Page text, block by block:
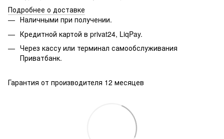
Подробнее о доставке
Наличными при получении.
Кредитной картой в privat24, LiqPay.
Через кассу или терминал самообслуживания
Приватбанк.
Гарантия от производителя 12 месяцев